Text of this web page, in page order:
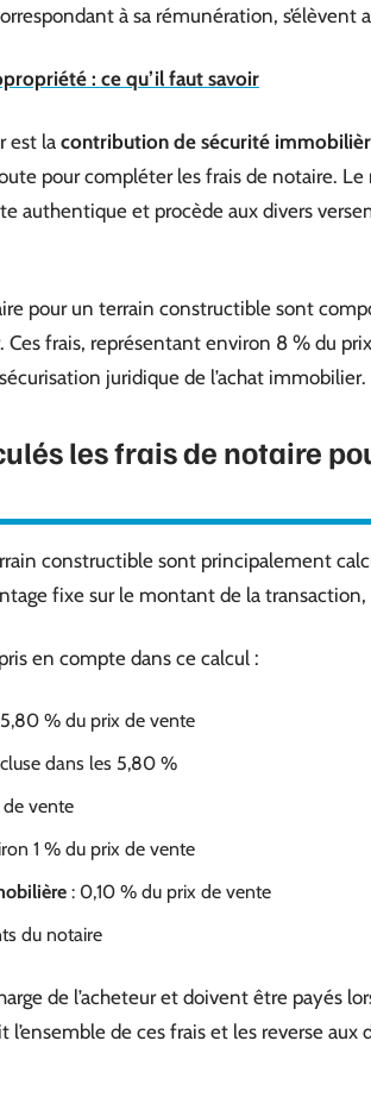
à sa rémunération, s’élèvent
: ce qu’il faut savoir
est lacontribution de sécurité
pour compléter les frais de notaire.
authentique et procède aux divers
pour un terrain constructible sont
Ces frais, représentant environ 8 % du
juridique de l’achat immobilier.
les frais de notaire
constructible sont principalement
fixe sur le montant de la
en compte dans ce calcul :
% du prix de vente
dans les 5,80 %
de vente
1 % du prix de vente
: 0,10 % du prix de vente
du notaire
de l’acheteur et doivent être payés
l’ensemble de ces frais et les reverse